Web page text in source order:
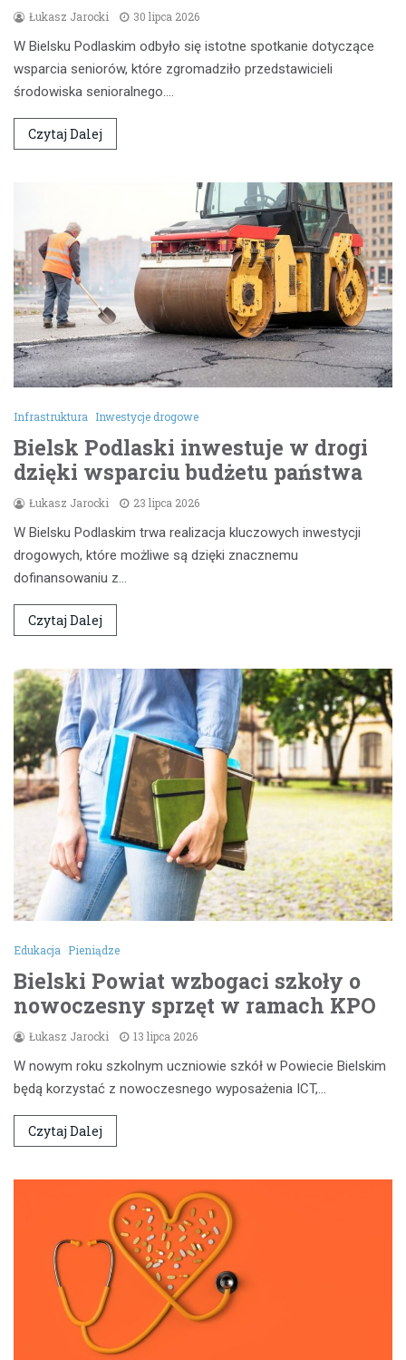
Łukasz Jarocki 30 lipca 2026
W Bielsku Podlaskim odbyło się istotne spotkanie dotyczące
wsparcia seniorów, które zgromadziło przedstawicieli
środowiska senioralnego.…
Czytaj Dalej
Infrastruktura Inwestycje drogowe
Bielsk Podlaski inwestuje w drogi
dzięki wsparciu budżetu państwa
Łukasz Jarocki 23 lipca 2026
W Bielsku Podlaskim trwa realizacja kluczowych inwestycji
drogowych, które możliwe są dzięki znacznemu
dofinansowaniu z…
Czytaj Dalej
Edukacja Pieniądze
Bielski Powiat wzbogaci szkoły o
nowoczesny sprzęt w ramach KPO
Łukasz Jarocki 13 lipca 2026
W nowym roku szkolnym uczniowie szkół w Powiecie Bielskim
będą korzystać z nowoczesnego wyposażenia ICT,…
Czytaj Dalej